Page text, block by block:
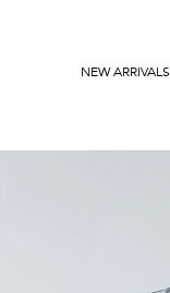
NEW ARRIVALS